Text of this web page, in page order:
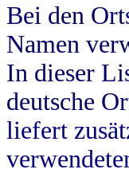
Bei den
Namen
In dieser
deutsche
liefert